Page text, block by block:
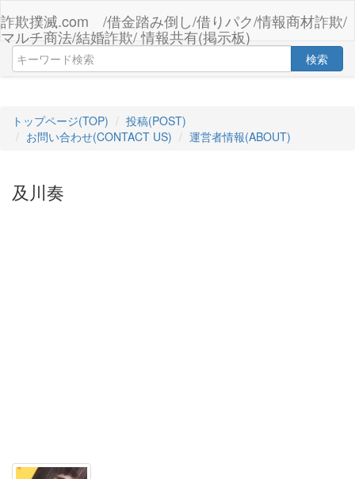
詐欺撲滅.com /借金踏み倒し/借りパク/情報商材詐欺/
マルチ商法/結婚詐欺/ 情報共有(掲示板)
検索
トップページ(TOP)
投稿(POST)
お問い合わせ(CONTACT US)
運営者情報(ABOUT)
及川奏